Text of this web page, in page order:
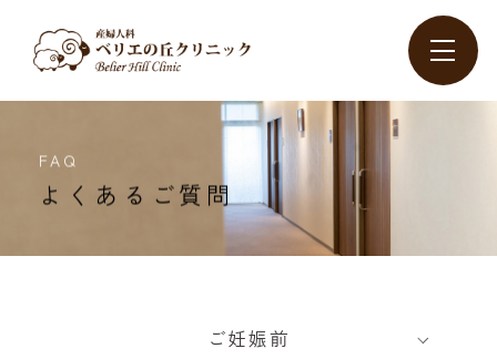
FAQ
よくあるご質問
ご妊娠前